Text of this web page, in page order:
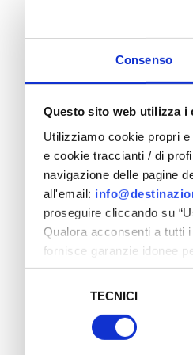
Consenso
Questo sito web utilizza i
Utilizziamo cookie propri
e cookie traccianti / di
navigazione delle pagine
all'email:
proseguire cliccando su
Qualora acconsenti a tutti
fornisce garanzie idonee
sicurezza a Tutela dei
TECNICI